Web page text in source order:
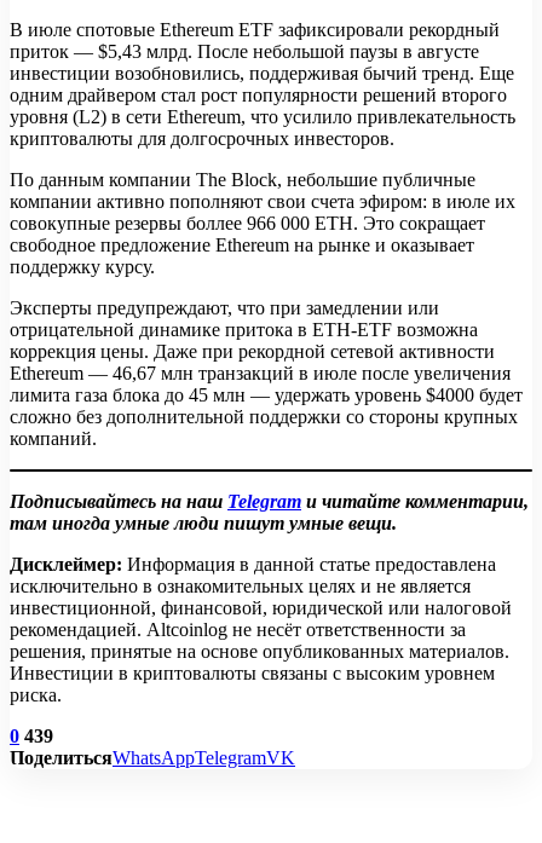
В июле спотовые Ethereum ETF зафиксировали рекордный
приток — $5,43 млрд. После небольшой паузы в августе
инвестиции возобновились, поддерживая бычий тренд. Еще
одним драйвером стал рост популярности решений второго
уровня (L2) в сети Ethereum, что усилило привлекательность
криптовалюты для долгосрочных инвесторов.
По данным компании The Block, небольшие публичные
компании активно пополняют свои счета эфиром: в июле их
совокупные резервы боллее 966 000 ETH. Это сокращает
свободное предложение Ethereum на рынке и оказывает
поддержку курсу.
Эксперты предупреждают, что при замедлении или
отрицательной динамике притока в ETH-ETF возможна
коррекция цены. Даже при рекордной сетевой активности
Ethereum — 46,67 млн транзакций в июле после увеличения
лимита газа блока до 45 млн — удержать уровень $4000 будет
сложно без дополнительной поддержки со стороны крупных
компаний.
Подписывайтесь на наш Telegram и читайте комментарии,
там иногда умные люди пишут умные вещи.
Дисклеймер: Информация в данной статье предоставлена
исключительно в ознакомительных целях и не является
инвестиционной, финансовой, юридической или налоговой
рекомендацией. Altcoinlog не несёт ответственности за
решения, принятые на основе опубликованных материалов.
Инвестиции в криптовалюты связаны с высоким уровнем
риска.
0 439
ПоделитьсяWhatsAppTelegramVK